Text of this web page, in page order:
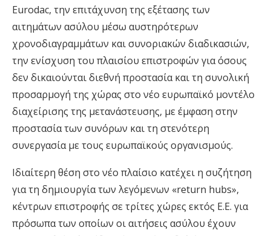
Eurodac, την επιτάχυνση της εξέτασης των
αιτημάτων ασύλου μέσω αυστηρότερων
χρονοδιαγραμμάτων και συνοριακών διαδικασιών,
την ενίσχυση του πλαισίου επιστροφών για όσους
δεν δικαιούνται διεθνή προστασία και τη συνολική
προσαρμογή της χώρας στο νέο ευρωπαϊκό μοντέλο
διαχείρισης της μετανάστευσης, με έμφαση στην
προστασία των συνόρων και τη στενότερη
συνεργασία με τους ευρωπαϊκούς οργανισμούς.
Ιδιαίτερη θέση στο νέο πλαίσιο κατέχει η συζήτηση
για τη δημιουργία των λεγόμενων «return hubs»,
κέντρων επιστροφής σε τρίτες χώρες εκτός Ε.Ε. για
πρόσωπα των οποίων οι αιτήσεις ασύλου έχουν